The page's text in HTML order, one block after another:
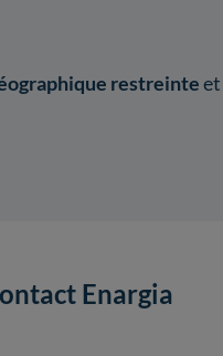
restreinte
Enargia